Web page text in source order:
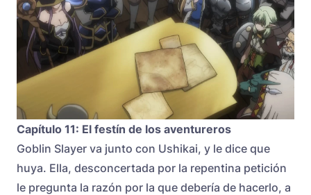
Capítulo 11: El festín de los aventureros
Goblin Slayer va junto con Ushikai, y le dice que
huya. Ella, desconcertada por la repentina petición
le pregunta la razón por la que debería de hacerlo, a